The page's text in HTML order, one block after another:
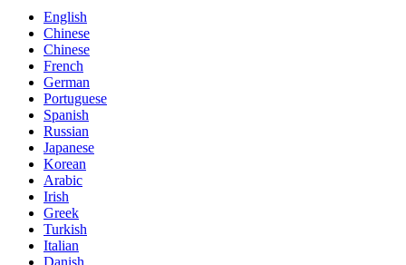
English
Chinese
Chinese
French
German
Portuguese
Spanish
Russian
Japanese
Korean
Arabic
Irish
Greek
Turkish
Italian
Danish